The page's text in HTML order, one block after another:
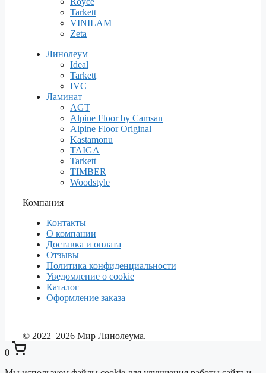
Tarkett
VINILAM
Zeta
Линолеум
Ideal
Tarkett
IVC
Ламинат
AGT
Alpine Floor by Camsan
Alpine Floor Original
Kastamonu
TAIGA
Tarkett
TIMBER
Woodstyle
Компания
Контакты
О компании
Доставка и оплата
Отзывы
Политика конфиденциальности
Уведомление о cookie
Каталог
Оформление заказа
© 2022–2026 Мир Линолеума.
0